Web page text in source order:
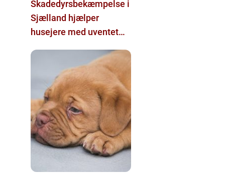
Skadedyrsbekæmpelse i
Sjælland hjælper
husejere med uventet